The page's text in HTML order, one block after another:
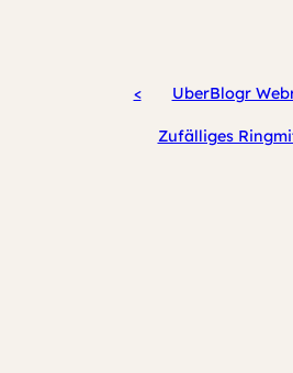
< UberBlogr
Zufälliges